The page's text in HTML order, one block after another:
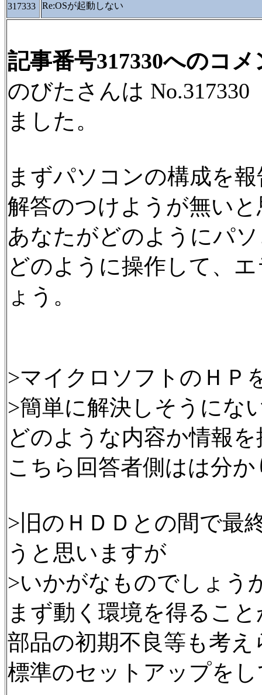
317333
Re:OSが起動しない
記事番号317330へのコメ
のびたさんは
ました。
まずパソコンの構成を
解答のつけようが無い
あなたがどのようにパ
どのように操作して、
ょう。
>マイクロソフトのＨＰ
>簡単に解決しそうにな
どのような内容か情報
こちら回答者側はは分
>旧のＨＤＤとの間で最
うと思いますが
>いかがなものでしょう
まず動く環境を得るこ
部品の初期不良等も考
標準のセットアップを